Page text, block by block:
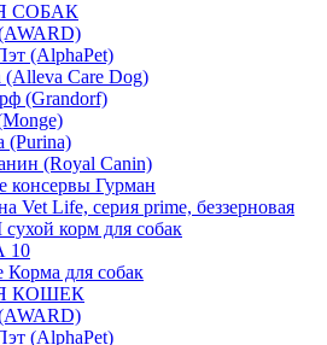
СОБАК
(AlphaPet)
(Alleva Care Dog)
(Grandorf)
(Purina)
(Royal Canin)
консервы Гурман
Vet Life, серия prime, беззерновая
корм для собак
10
Корма для собак
КОШЕК
(AlphaPet)